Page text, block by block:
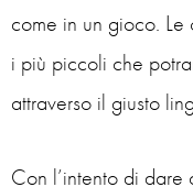
come in un gioco.
i più piccoli che
attraverso il giusto
Con l’intento di dare